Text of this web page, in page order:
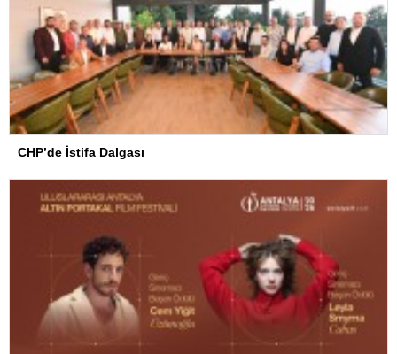
CHP’de İstifa Dalgası